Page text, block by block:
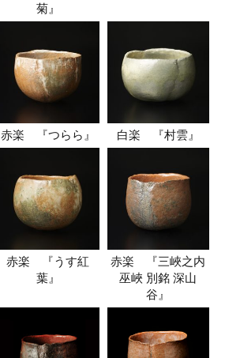
菊』
赤楽 『つらら』 白楽 『村雲』
赤楽 『うす紅
葉』
赤楽 『三峽之内
巫峽 別銘 深山
谷』